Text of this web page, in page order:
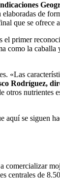
elaboradas de
que se ofrece
el primer
como la
«Las
Rodríguez,
otros
se siguen
comercializar
de